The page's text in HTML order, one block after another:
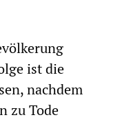
ist die
nachdem
zu Tode